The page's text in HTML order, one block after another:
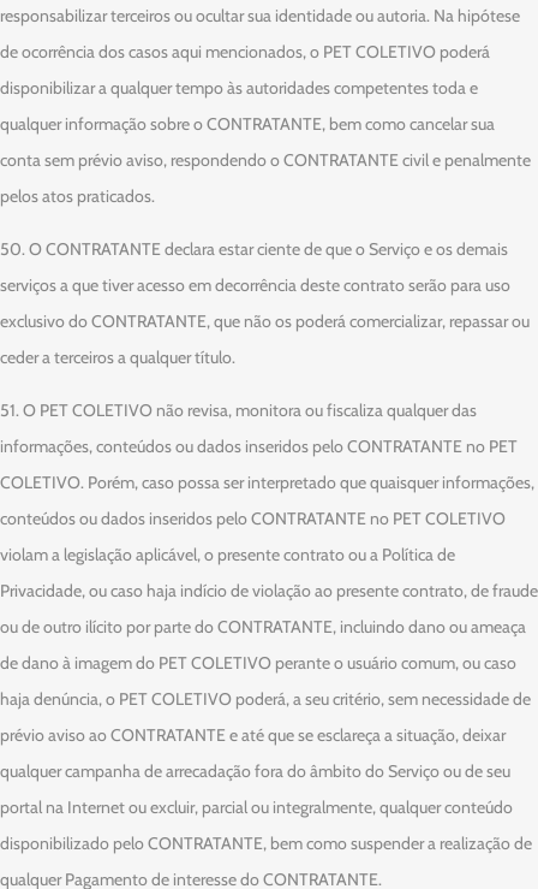
responsabilizar terceiros ou ocultar sua identidade ou autoria. Na hipótese
de ocorrência dos casos aqui mencionados, o PET COLETIVO poderá
disponibilizar a qualquer tempo às autoridades competentes toda e
qualquer informação sobre o CONTRATANTE, bem como cancelar sua
conta sem prévio aviso, respondendo o CONTRATANTE civil e penalmente
pelos atos praticados.
50. O CONTRATANTE declara estar ciente de que o Serviço e os demais
serviços a que tiver acesso em decorrência deste contrato serão para uso
exclusivo do CONTRATANTE, que não os poderá comercializar, repassar ou
ceder a terceiros a qualquer título.
51. O PET COLETIVO não revisa, monitora ou fiscaliza qualquer das
informações, conteúdos ou dados inseridos pelo CONTRATANTE no PET
COLETIVO. Porém, caso possa ser interpretado que quaisquer informações,
conteúdos ou dados inseridos pelo CONTRATANTE no PET COLETIVO
violam a legislação aplicável, o presente contrato ou a Política de
Privacidade, ou caso haja indício de violação ao presente contrato, de fraude
ou de outro ilícito por parte do CONTRATANTE, incluindo dano ou ameaça
de dano à imagem do PET COLETIVO perante o usuário comum, ou caso
haja denúncia, o PET COLETIVO poderá, a seu critério, sem necessidade de
prévio aviso ao CONTRATANTE e até que se esclareça a situação, deixar
qualquer campanha de arrecadação fora do âmbito do Serviço ou de seu
portal na Internet ou excluir, parcial ou integralmente, qualquer conteúdo
disponibilizado pelo CONTRATANTE, bem como suspender a realização de
qualquer Pagamento de interesse do CONTRATANTE.